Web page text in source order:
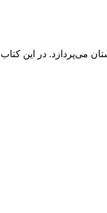
می‌پردازد. در این